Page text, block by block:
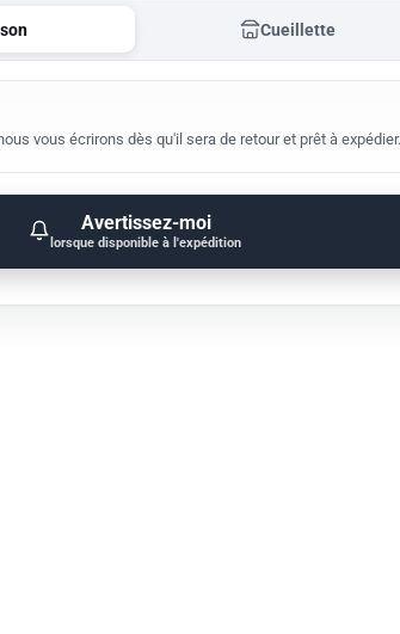
Cueillette
vous écrirons dès qu'il sera de retour et prêt à expédier.
Avertissez-moi
lorsque disponible à l'expédition